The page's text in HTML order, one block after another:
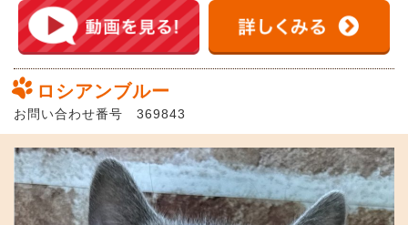
ロシアンブルー
お問い合わせ番号 369843